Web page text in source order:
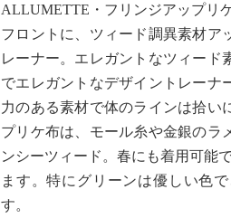
ALLUMETTE・フリンジアップリ
フロントに、ツィード調異素材ア
レーナー。エレガントなツィード
でエレガントなデザイントレーナ
力のある素材で体のラインは拾い
プリケ布は、モール糸や金銀のラ
ンシーツィード。春にも着用可能
ます。特にグリーンは優しい色
す。